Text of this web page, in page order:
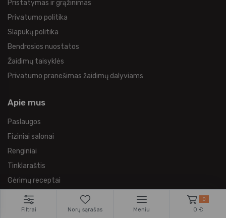
Pristatymas ir grąžinimas
Privatumo politika
Slapukų politika
Bendrosios nuostatos
Žaidimų taisyklės
Privatumo pranešimas žaidimų dalyviams
Apie mus
Paslaugos
Fiziniai salonai
Renginiai
Tinklaraštis
Gėrimų receptai
Prekių ženklai
Sertifikatas prekiauti ekologiškomis prekėmis
Filtrai Norų sąrašas Meniu
0
0 €